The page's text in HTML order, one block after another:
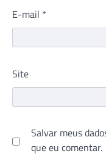
E-mail *
Site
Salvar meus
que eu comentar.